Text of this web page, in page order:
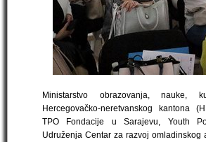
Ministarstvo obrazovanja, nauke,
Hercegovačko-neretvanskog kantona
TPO Fondacije u Sarajevu, Youth
Udruženja Centar za razvoj omladinskog